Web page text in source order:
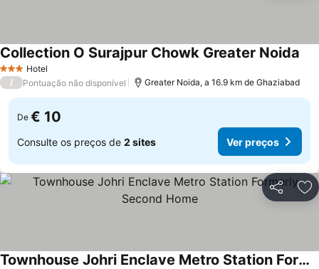
3 EstrelasHotel
Collection O Surajpur Chowk Greater Noida
/ Pontuação não disponível Greater Noida, a 16.9 km de Ghaziabad
De € 10
Consulte os preços de 2 sites Ver preços
Partilhar
Townhouse Johri Enclave Metro Station Formerly Second Home